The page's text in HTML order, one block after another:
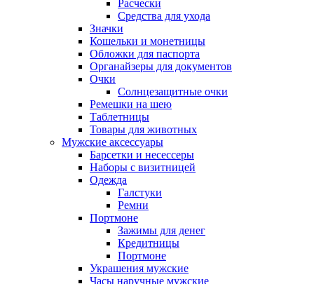
Расчески
Средства для ухода
Значки
Кошельки и монетницы
Обложки для паспорта
Органайзеры для документов
Очки
Солнцезащитные очки
Ремешки на шею
Таблетницы
Товары для животных
Мужские аксессуары
Барсетки и несессеры
Наборы с визитницей
Одежда
Галстуки
Ремни
Портмоне
Зажимы для денег
Кредитницы
Портмоне
Украшения мужские
Часы наручные мужские